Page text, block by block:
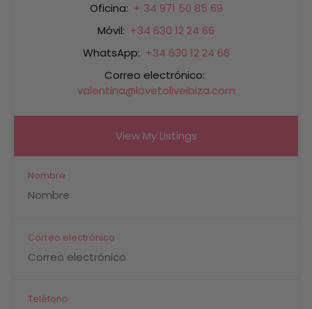
Oficina: + 34 971 50 85 69
Móvil: +34 630 12 24 66
WhatsApp: +34 630 12 24 66
Correo electrónico:
valentina@lovetoliveibiza.com
View My Listings
Nombre
Correo electrónico
Teléfono